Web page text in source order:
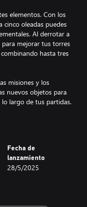
elementos. Con los
cinco oleadas puedes
Al derrotar a
para mejorar tus torres
hasta tres
misiones y los
nuevos objetos para
largo de tus partidas.
lucharán entre
y enviar
¿Quién será
Fecha de
lanzamiento
28/5/2025